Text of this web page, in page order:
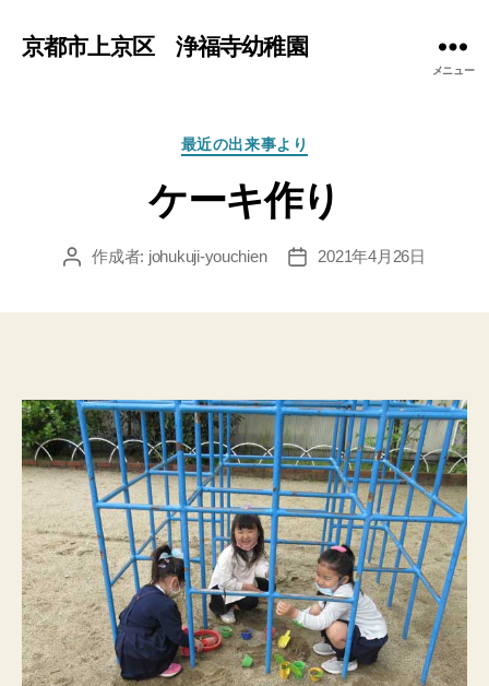
京都市上京区 浄福寺幼稚園
メニュー
カ
ゴ
リ
最近の出来事より
ケーキ作り
投 作成者: johukuji-youchien
投
2021年4月26日